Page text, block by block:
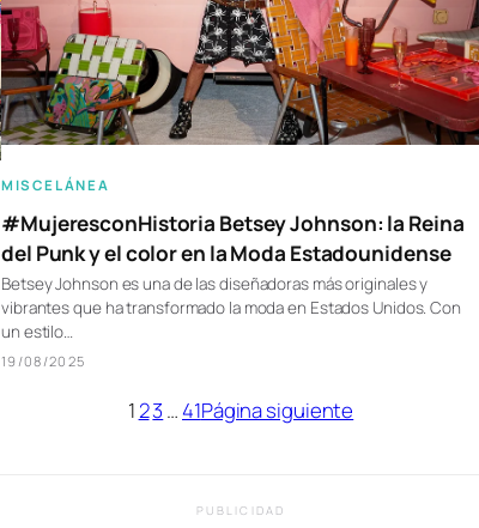
MISCELÁNEA
#MujeresconHistoria Betsey Johnson: la Reina
del Punk y el color en la Moda Estadounidense
Betsey Johnson es una de las diseñadoras más originales y
vibrantes que ha transformado la moda en Estados Unidos. Con
un estilo…
19/08/2025
123 … 41Página siguiente
PUBLICIDAD